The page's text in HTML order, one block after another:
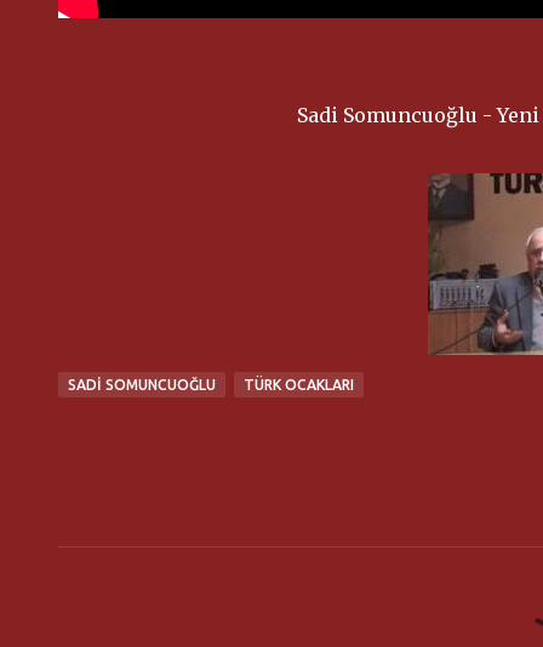
Sadi Somuncuoğlu -
SADI SOMUNCUOĞLU TÜRK OCAKLARI